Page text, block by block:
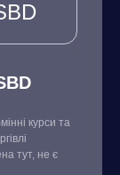
курси та
тут, не є